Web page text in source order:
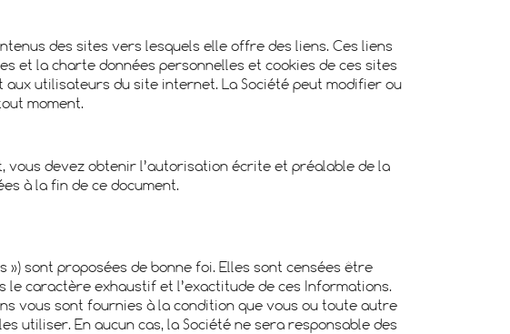
des sites vers lesquels elle offre des liens. Ces liens
et la charte données personnelles et cookies de ces sites
utilisateurs du site internet. La Société peut modifier ou
moment.
vous devez obtenir l’autorisation écrite et préalable de la
à la fin de ce document.
sont proposées de bonne foi. Elles sont censées être
le caractère exhaustif et l’exactitude de ces Informations.
vous sont fournies à la condition que vous ou toute autre
utiliser. En aucun cas, la Société ne sera responsable des